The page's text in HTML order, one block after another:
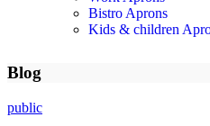
Bistro Aprons
Kids & children
Blog
public